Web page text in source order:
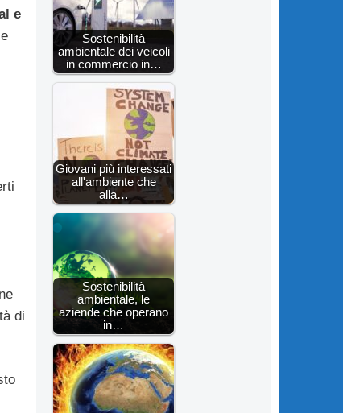
e
di
Sostenibilità
ambientale dei veicoli
in commercio in…
Giovani più interessati
all'ambiente che
alla…
Sostenibilità
ambientale, le
aziende che operano
in…